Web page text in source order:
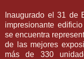
Inaugurado el 31 de
impresionante
se encuentra
de las mejores
más de 330